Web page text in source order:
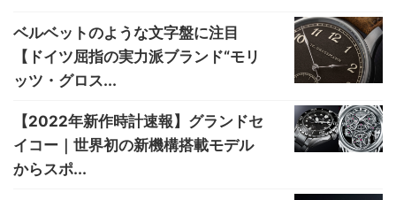
ベルベットのような文字盤に注目
【ドイツ屈指の実力派ブランド“モリ
ッツ・グロス...
【2022年新作時計速報】グランドセ
イコー｜世界初の新機構搭載モデル
からスポ...